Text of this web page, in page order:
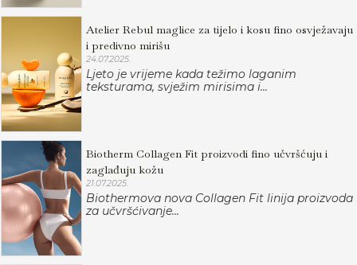
Atelier Rebul maglice za tijelo i kosu fino osvježavaju
i predivno mirišu
24.07.2025.
Ljeto je vrijeme kada težimo laganim
teksturama, svježim mirisima i...
Biotherm Collagen Fit proizvodi fino učvršćuju i
zaglađuju kožu
21.07.2025.
Biothermova nova Collagen Fit linija proizvoda
za učvršćivanje...